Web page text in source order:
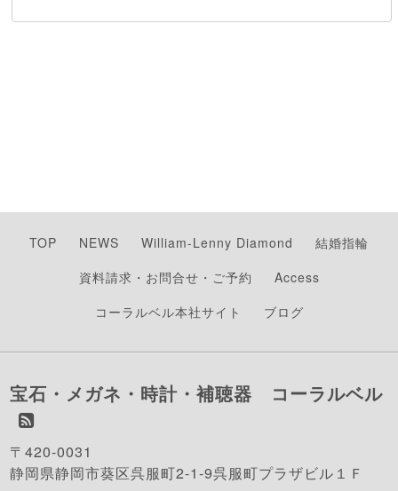
TOP NEWS William-Lenny Diamond
結婚指輪
資料請求・お問合せ・ご予約
Access
コーラルベル本社サイト
ブログ
宝石・メガネ・時計・補聴器 コーラルベル
〒420-0031
静岡県静岡市葵区呉服町2-1-9呉服町プラザビル１Ｆ